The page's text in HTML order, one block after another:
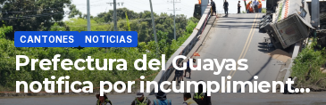
CANTONES NOTICIAS
Prefectura del Guayas
notifica por incumplimiento